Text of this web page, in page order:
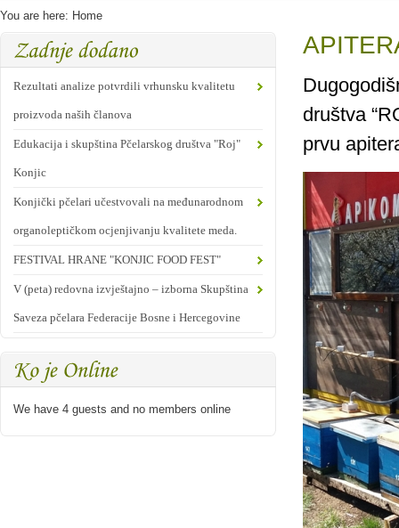
You are here: Home
Rezultati analize potvrdili vrhunsku kvalitetu
proizvoda naših članova
Edukacija i skupština Pčelarskog društva "Roj"
Konjic
Konjički pčelari učestvovali na međunarodnom
organoleptičkom ocjenjivanju kvalitete meda.
FESTIVAL HRANE "KONJIC FOOD FEST"
V (peta) redovna izvještajno – izborna Skupština
Saveza pčelara Federacije Bosne i Hercegovine
We have 4 guests and no members online
društva
prvu